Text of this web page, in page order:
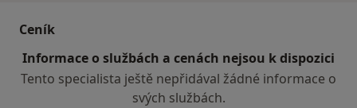
Ceník
Informace o službách a cenách nejsou k dispozici
Tento specialista ještě nepřidával žádné informace o
svých službách.